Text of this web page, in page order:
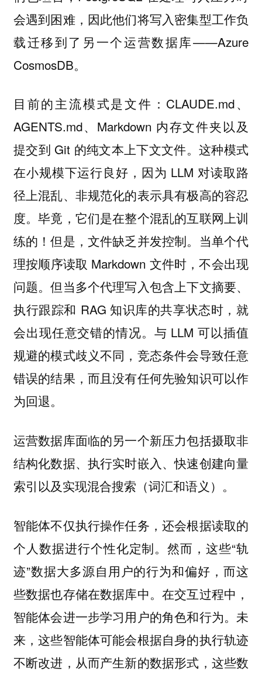
会遇到困难，因此他们将写入密集型工作负
载迁移到了另一个运营数据库——Azure
CosmosDB。
目前的主流模式是文件：CLAUDE.md、
AGENTS.md、Markdown 内存文件夹以及
提交到 Git 的纯文本上下文文件。这种模式
在小规模下运行良好，因为 LLM 对读取路
径上混乱、非规范化的表示具有极高的容忍
度。毕竟，它们是在整个混乱的互联网上训
练的！但是，文件缺乏并发控制。当单个代
理按顺序读取 Markdown 文件时，不会出现
问题。但当多个代理写入包含上下文摘要、
执行跟踪和 RAG 知识库的共享状态时，就
会出现任意交错的情况。与 LLM 可以插值
规避的模式歧义不同，竞态条件会导致任意
错误的结果，而且没有任何先验知识可以作
为回退。
运营数据库面临的另一个新压力包括摄取非
结构化数据、执行实时嵌入、快速创建向量
索引以及实现混合搜索（词汇和语义）。
智能体不仅执行操作任务，还会根据读取的
个人数据进行个性化定制。然而，这些“轨
迹”数据大多源自用户的行为和偏好，而这
些数据也存储在数据库中。在交互过程中，
智能体会进一步学习用户的角色和行为。未
来，这些智能体可能会根据自身的执行轨迹
不断改进，从而产生新的数据形式，这些数